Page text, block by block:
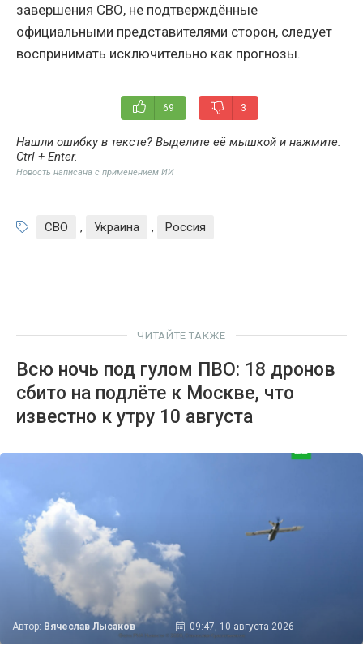
завершения СВО, не подтверждённые
официальными представителями сторон, следует
воспринимать исключительно как прогнозы.
69 3
Нашли ошибку в тексте? Выделите её мышкой и нажмите:
Ctrl + Enter.
Новость написана с применением ИИ
СВО , Украина , Россия
ЧИТАЙТЕ ТАКЖЕ
Всю ночь под гулом ПВО: 18 дронов
сбито на подлёте к Москве, что
известно к утру 10 августа
Автор: Вячеслав Лысаков 09:47, 10 августа 2026